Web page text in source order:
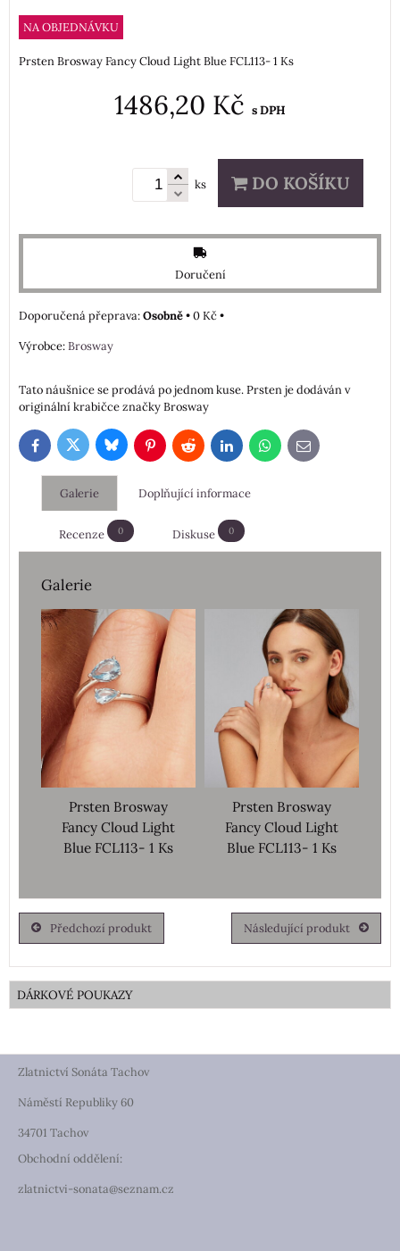
NA OBJEDNÁVKU
Prsten Brosway Fancy Cloud Light Blue FCL113- 1 Ks
1486,20 Kč s DPH
ks DO KOŠÍKU
Doručení
Osobně•0 Kč•
Výrobce:Brosway
Tato náušnice se prodává po jednom kuse. Prsten je dodáván v
originální krabičce značky Brosway
FacebookTwitterBlueskyPinterestRedditLinkedInWhatsApp
E-
mail
Galerie Doplňující informace
Recenze 0 Diskuse 0
Galerie
Prsten Brosway
Fancy Cloud Light
Blue FCL113- 1 Ks
Prsten Brosway
Fancy Cloud Light
Blue FCL113- 1 Ks
Předchozí produkt Následující produkt
DÁRKOVÉ POUKAZY
Zlatnictví Sonáta Tachov
Náměstí Republiky 60
34701 Tachov
Obchodní oddělení:
zlatnictvi-sonata@seznam.cz